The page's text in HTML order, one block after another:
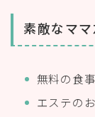
素敵なマ
無料の食
エステの